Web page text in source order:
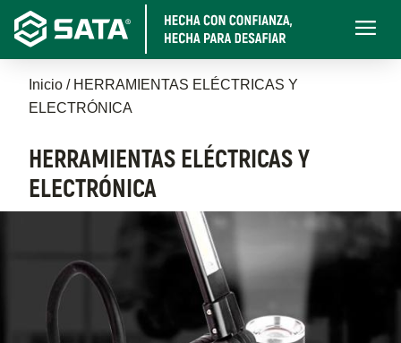
Pasar
contenido
principal
Main
Sobrescribir
de
ayuda
navegación
Inicio
HERRAMIENTAS ELÉCTRICAS Y
ELECTRÓNICA
HERRAMIENTAS ELÉCTRICAS Y
ELECTRÓNICA